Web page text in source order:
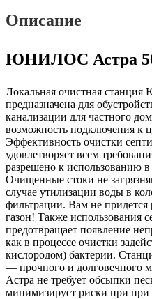
Описание
ЮНИЛОС Астра
Локальная очистная
предназначена для
канализации для частного
возможность подключения к
Эффективность очистки
удовлетворяет всем
разрешено к использованию
Очищенные стоки не
случае утилизации воды в
фильтрации. Вам не придется
газон! Также использования
предотвращает появление
как в процессе очистки
кислородом) бактерии.
— прочного и долговечного
Астра не требует обсыпки
минимизирует риски при при